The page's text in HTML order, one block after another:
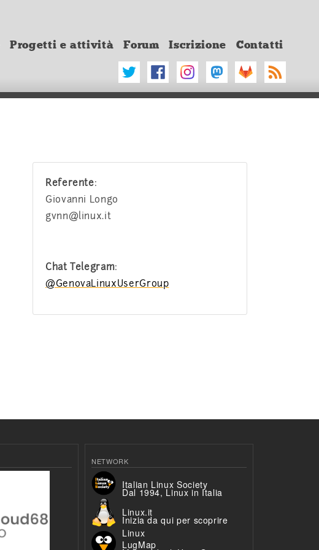
Progetti e attività Forum Iscrizione Contatti
Referente:
Giovanni Longo
gvnn@linux.it
Chat Telegram:
@GenovaLinuxUserGroup
NETWORK
Italian Linux Society
Dal 1994, Linux in Italia
Linux.it
Inizia da qui per scoprire
Linux
LugMap